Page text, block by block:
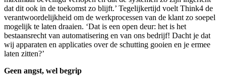
dat dit ook in de toekomst zo blijft.’ Tegelijkertijd voelt Think4 de
verantwoordelijkheid om de werkprocessen van de klant zo soepel
mogelijk te laten draaien. ‘Dat is een open deur: het is het
bestaansrecht van automatisering en van ons bedrijf! Dacht je dat
wij apparaten en applicaties over de schutting gooien en je ermee
laten zitten?’
Geen angst, wel begrip